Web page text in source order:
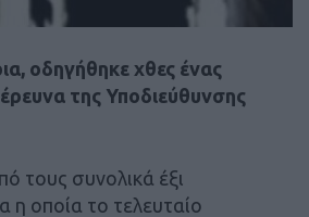
οδηγήθηκε χθες ένας
της Υποδιεύθυνσης
τους συνολικά έξι
οποία το τελευταίο